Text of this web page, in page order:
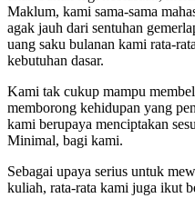
Maklum, kami sama-sama
agak jauh dari sentuhan
uang saku bulanan kami rata-
kebutuhan dasar.
Kami tak cukup mampu
memborong kehidupan yang
kami berupaya menciptakan
Minimal, bagi kami.
Sebagai upaya serius untuk
kuliah, rata-rata kami juga ikut